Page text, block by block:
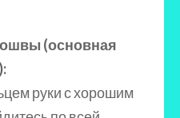
(основная
руки с хорошим